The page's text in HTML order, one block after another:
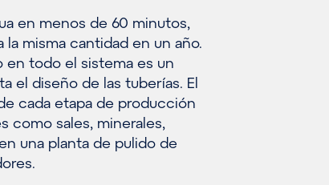
en menos de 60 minutos,
misma cantidad en un año.
en todo el sistema es un
el diseño de las tuberías. El
cada etapa de producción
como sales, minerales,
una planta de pulido de